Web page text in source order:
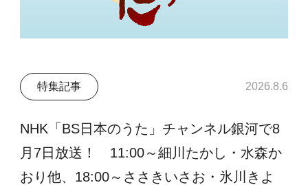
特集記事 2026.8.6
NHK「BS日本のうた」チャンネル銀河で8
月7日放送！ 11:00～細川たかし・水森か
おり他、18:00～ささきいさお・氷川きよ